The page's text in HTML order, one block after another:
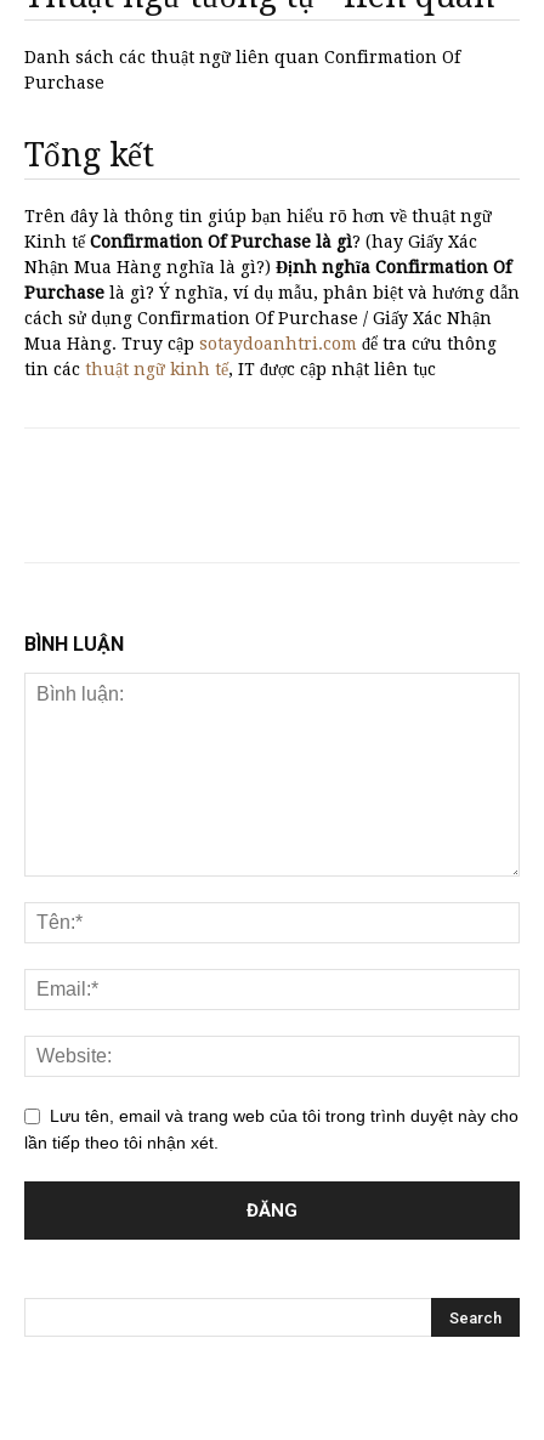
Danh sách các thuật ngữ liên quan Confirmation Of
Purchase
Tổng kết
Trên đây là thông tin giúp bạn hiểu rõ hơn về thuật ngữ
Kinh tếConfirmation Of Purchase là gì? (hay Giấy Xác
Nhận Mua Hàng nghĩa là gì?) Định nghĩa Confirmation Of
Purchase là gì? Ý nghĩa, ví dụ mẫu, phân biệt và hướng dẫn
cách sử dụng Confirmation Of Purchase / Giấy Xác Nhận
Mua Hàng. Truy cập sotaydoanhtri.com để tra cứu thông
tin các thuật ngữ kinh tế, IT được cập nhật liên tục
BÌNH LUẬN
Lưu tên, email và trang web của tôi trong trình duyệt này cho
lần tiếp theo tôi nhận xét.